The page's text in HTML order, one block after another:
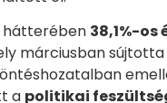
hátterében 38,1%-os
márciusban
a politikai